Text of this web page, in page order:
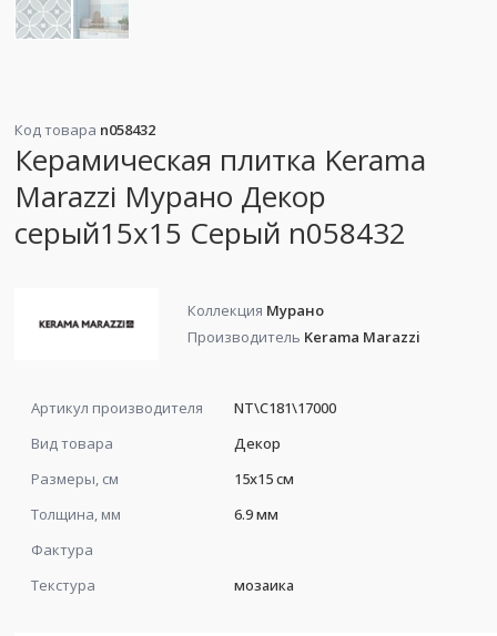
Код товара n058432
Керамическая плитка Kerama
Marazzi Мурано Декор
серый15x15 Серый n058432
Коллекция Мурано
Производитель Kerama Marazzi
Артикул производителя
NT\C181\17000
Вид товара
Декор
Размеры, см
15x15 см
Толщина, мм
6.9 мм
Фактура
Текстура
мозаика